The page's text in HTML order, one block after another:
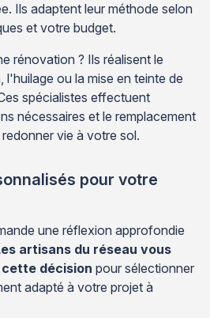
Ils adaptent leur méthode selon
et votre budget.
rénovation ? Ils réalisent le
ou la mise en teinte de
spécialistes effectuent
nécessaires et le remplacement
vie à votre sol.
pour votre
une réflexion approfondie
artisans du réseau vous
décision pour sélectionner
adapté à votre projet à